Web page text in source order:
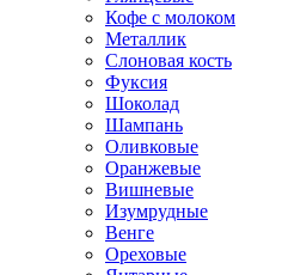
Кофе с молоком
Металлик
Слоновая кость
Фуксия
Шоколад
Шампань
Оливковые
Оранжевые
Вишневые
Изумрудные
Венге
Ореховые